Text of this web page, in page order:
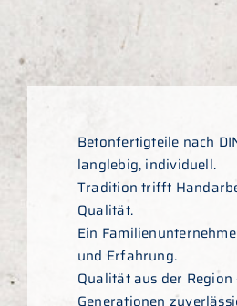
Betonfertigteile nach
langlebig, individuell.
Tradition trifft
Qualität.
Ein
und Erfahrung.
Qualität aus der Region
Generationen